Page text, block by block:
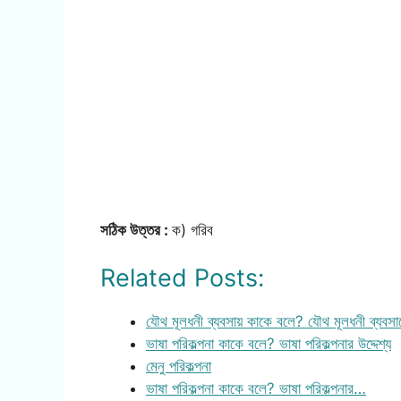
সঠিক উত্তর : ক) গরিব
Related Posts:
যৌথ মূলধনী ব্যবসায় কাকে বলে? যৌথ মূলধনী
ভাষা পরিকল্পনা কাকে বলে? ভাষা পরিকল্পনার উদ্দেশ্য
মেনু পরিকল্পনা
ভাষা পরিকল্পনা কাকে বলে? ভাষা পরিকল্পনার…